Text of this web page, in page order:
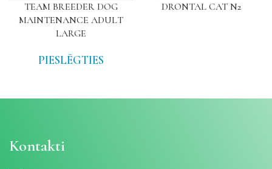
TEAM BREEDER DOG
MAINTENANCE ADULT
LARGE
PIESLĒGTIES
DRONTAL CAT N2
Kontakti